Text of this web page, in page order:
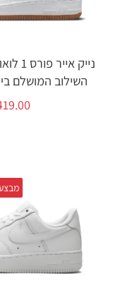
השילוב המושלם